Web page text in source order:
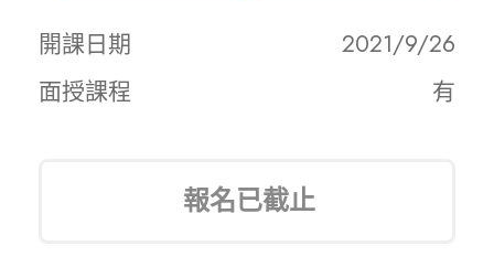
開課日期
2021/9/26
面授課程
有
報名已截止